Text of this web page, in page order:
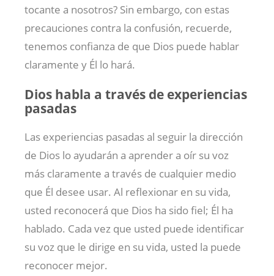
tocante a nosotros? Sin embargo, con estas
precauciones contra la confusión, recuerde,
tenemos confianza de que Dios puede hablar
claramente y Él lo hará.
Dios habla a través de experiencias
pasadas
Las experiencias pasadas al seguir la dirección
de Dios lo ayudarán a aprender a oír su voz
más claramente a través de cualquier medio
que Él desee usar. Al reflexionar en su vida,
usted reconocerá que Dios ha sido fiel; Él ha
hablado. Cada vez que usted puede identificar
su voz que le dirige en su vida, usted la puede
reconocer mejor.